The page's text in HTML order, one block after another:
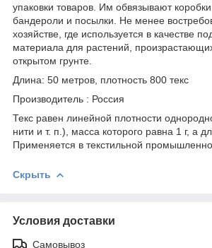
упаковки товаров. Им обвязывают коробки
бандероли и посылки. Не менее
хозяйстве, где используется в качестве
материала для растений,
открытом грунте.
Длина: 50 метров, плотность 800 текс
Производитель : Россия
Текс равен линейной плотности
нити и т. п.), масса которого равна 1 г, а
Применяется в текстильной
Скрыть
Условия доставки
Самовывоз